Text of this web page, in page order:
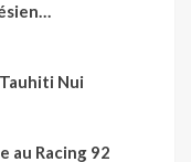
Nui
au Racing 92